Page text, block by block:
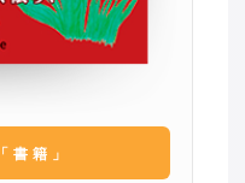
「書籍」